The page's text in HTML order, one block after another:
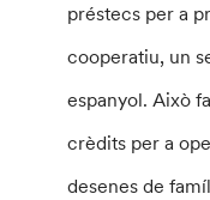
préstecs per a
cooperatiu, un
espanyol. Això
crèdits per a
desenes de